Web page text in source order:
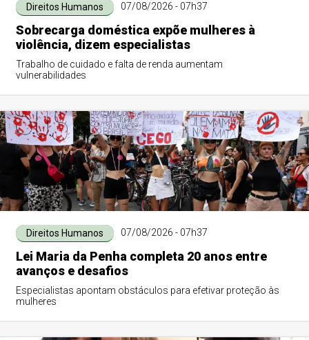
Direitos Humanos 07/08/2026 - 07h37
Sobrecarga doméstica expõe mulheres à
violência, dizem especialistas
Trabalho de cuidado e falta de renda aumentam
vulnerabilidades
Direitos Humanos 07/08/2026 - 07h37
Lei Maria da Penha completa 20 anos entre
avanços e desafios
Especialistas apontam obstáculos para efetivar proteção às
mulheres